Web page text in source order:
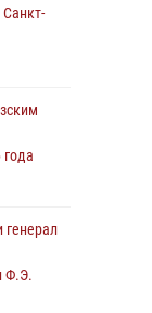
Пензе
в
генерал
Ф.Э.